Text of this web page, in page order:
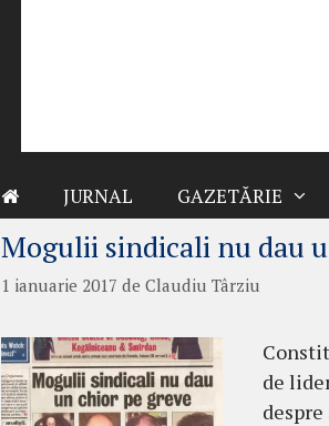
JURNAL GAZETĂRIE
Mogulii sindicali nu dau
1 ianuarie 2017 de Claudiu Târziu
de